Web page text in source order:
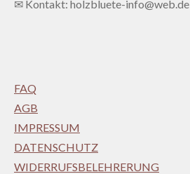
✉ Kontakt: holzbluete-info@web.de
FAQ
AGB
IMPRESSUM
DATENSCHUTZ
WIDERRUFSBELEHRERUNG